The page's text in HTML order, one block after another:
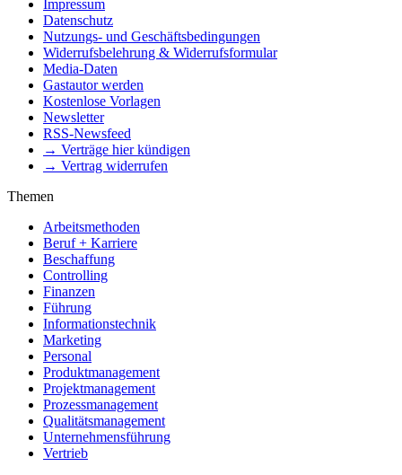
Impressum
Datenschutz
Nutzungs- und Geschäftsbedingungen
Widerrufsbelehrung & Widerrufsformular
Media-Daten
Gastautor werden
Kostenlose Vorlagen
Newsletter
RSS-Newsfeed
→ Verträge hier kündigen
→ Vertrag widerrufen
Themen
Arbeitsmethoden
Beruf + Karriere
Beschaffung
Controlling
Finanzen
Führung
Informationstechnik
Marketing
Personal
Produktmanagement
Projektmanagement
Prozessmanagement
Qualitätsmanagement
Unternehmensführung
Vertrieb